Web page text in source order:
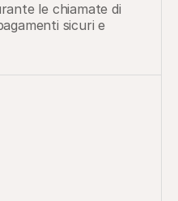
le chiamate di
sicuri e